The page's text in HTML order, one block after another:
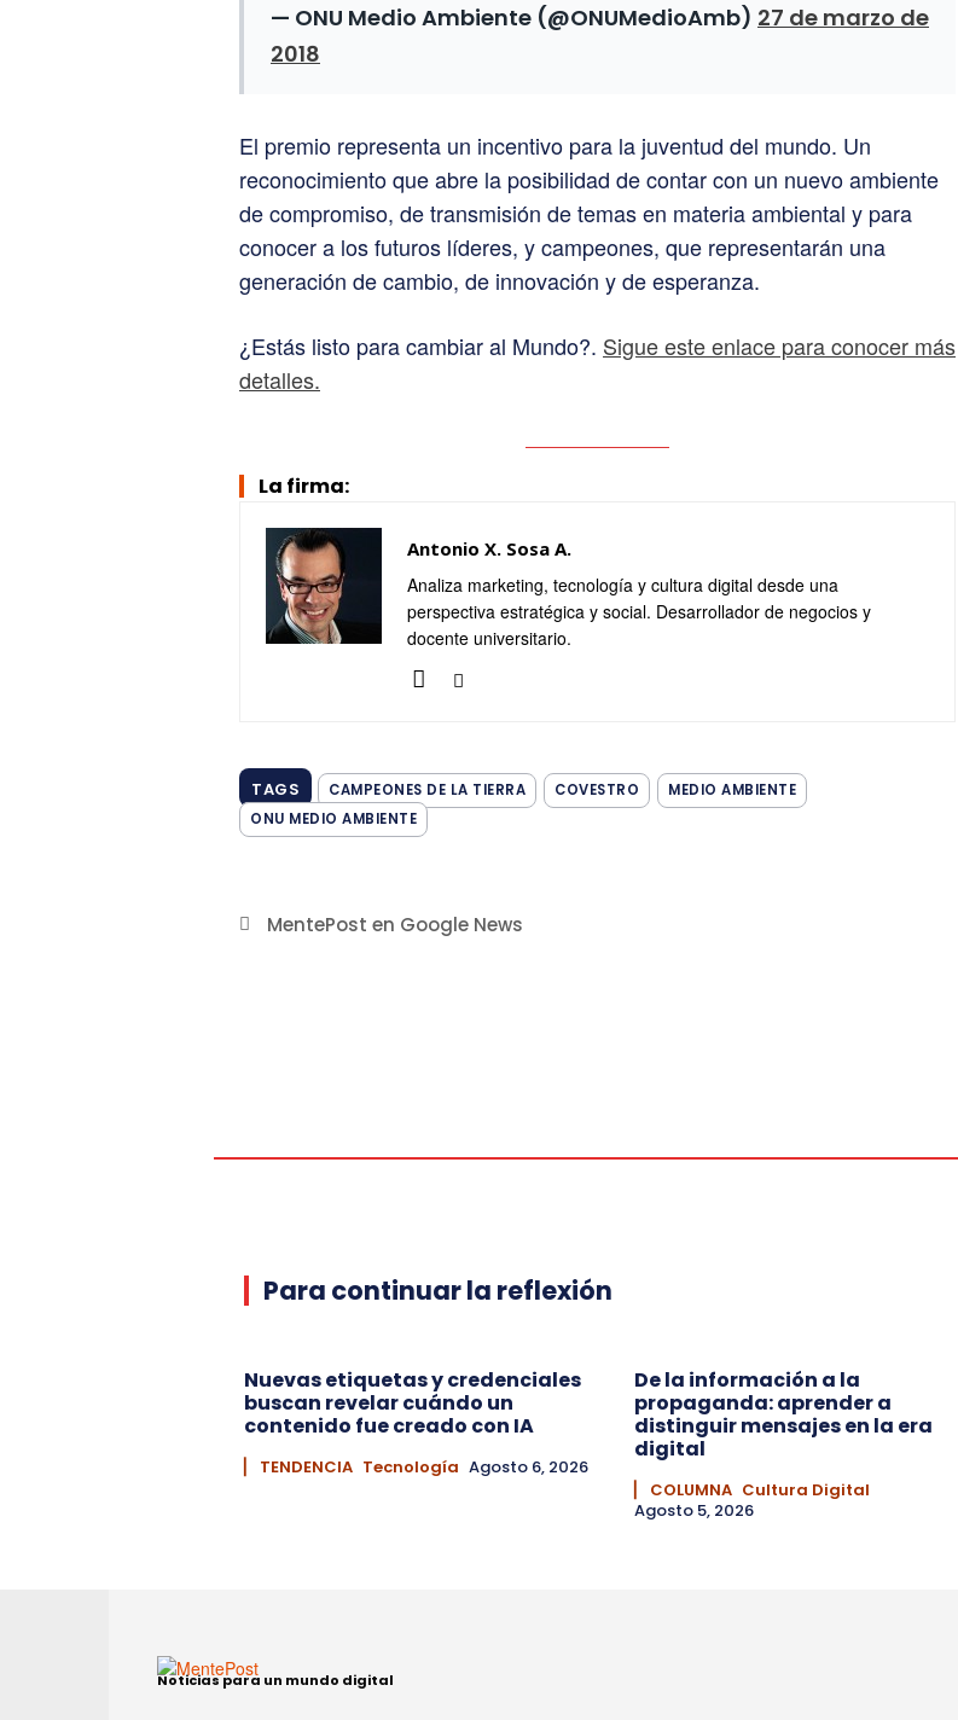
— ONU Medio Ambiente (@ONUMedioAmb) 27 de marzo de
2018
El premio representa un incentivo para la juventud del mundo. Un
reconocimiento que abre la posibilidad de contar con un nuevo ambiente
de compromiso, de transmisión de temas en materia ambiental y para
conocer a los futuros líderes, y campeones, que representarán una
generación de cambio, de innovación y de esperanza.
¿Estás listo para cambiar al Mundo?. Sigue este enlace para conocer más
detalles.
La firma:
Antonio X. Sosa A.
Analiza marketing, tecnología y cultura digital desde una
perspectiva estratégica y social. Desarrollador de negocios y
docente universitario.
TAGS CAMPEONES DE LA TIERRA COVESTRO
MEDIO AMBIENTE
ONU MEDIO AMBIENTE
MentePost en Google News
Para continuar la reflexión
Nuevas etiquetas y credenciales
buscan revelar cuándo un
contenido fue creado con IA
▏ TENDENCIA Tecnología Agosto 6, 2026
De la información a la
propaganda: aprender a
distinguir mensajes en la era
digital
▏ COLUMNA Cultura Digital
Agosto 5, 2026
Noticias para un mundo digital